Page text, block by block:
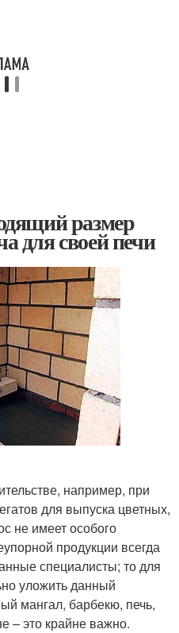
размер
для своей печи
например, при
для выпуска цветных,
не имеет особого
продукции всегда
специалисты; то для
уложить данный
мангал, барбекю, печь,
– это крайне важно.